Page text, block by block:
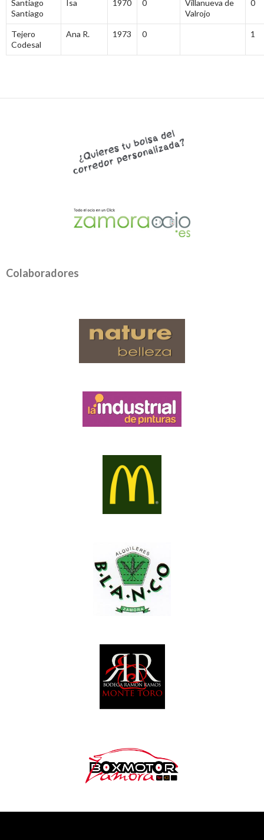
Santiago
Santiago
Isa 1970 0
Villanueva de
Valrojo
0
Tejero
Codesal
Ana R. 1973 0 1
Colaboradores